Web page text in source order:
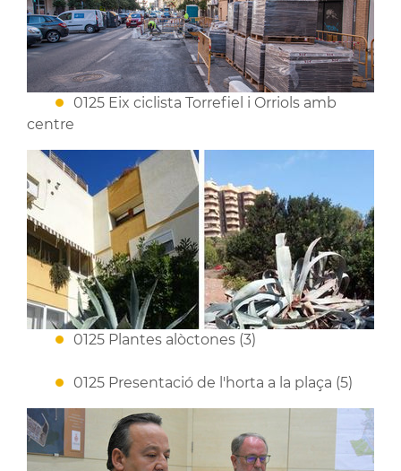
0125 Eix ciclista Torrefiel i Orriols amb
centre
0125 Plantes alòctones (3)
0125 Presentació de l'horta a la plaça (5)